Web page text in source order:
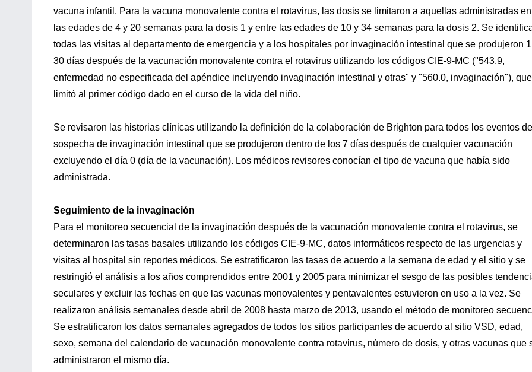
vacuna infantil. Para la vacuna monovalente contra el rotavirus, las dosis se limitaron a aquellas administradas
las edades de 4 y 20 semanas para la dosis 1 y entre las edades de 10 y 34 semanas para la dosis 2. Se
todas las visitas al departamento de emergencia y a los hospitales por invaginación intestinal que se produjeron
30 días después de la vacunación monovalente contra el rotavirus utilizando los códigos CIE-9-MC ("543.9,
enfermedad no especificada del apéndice incluyendo invaginación intestinal y otras" y "560.0, invaginación"),
limitó al primer código dado en el curso de la vida del niño.
Se revisaron las historias clínicas utilizando la definición de la colaboración de Brighton para todos los eventos de
sospecha de invaginación intestinal que se produjeron dentro de los 7 días después de cualquier vacunación
excluyendo el día 0 (día de la vacunación). Los médicos revisores conocían el tipo de vacuna que había sido
administrada.
Seguimiento de la invaginación
Para el monitoreo secuencial de la invaginación después de la vacunación monovalente contra el rotavirus, se
determinaron las tasas basales utilizando los códigos CIE-9-MC, datos informáticos respecto de las urgencias y
visitas al hospital sin reportes médicos. Se estratificaron las tasas de acuerdo a la semana de edad y el sitio y se
restringió el análisis a los años comprendidos entre 2001 y 2005 para minimizar el sesgo de las posibles
seculares y excluir las fechas en que las vacunas monovalentes y pentavalentes estuvieron en uso a la vez. Se
realizaron análisis semanales desde abril de 2008 hasta marzo de 2013, usando el método de monitoreo
Se estratificaron los datos semanales agregados de todos los sitios participantes de acuerdo al sitio VSD, edad,
sexo, semana del calendario de vacunación monovalente contra rotavirus, número de dosis, y otras vacunas que
administraron el mismo día.